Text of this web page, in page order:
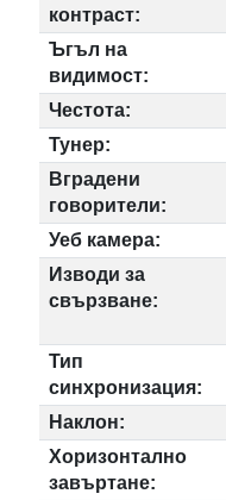
контраст:
Ъгъл на
видимост:
Честота:
Тунер:
Вградени
говорители:
Уеб камера:
Изводи за
свързване:
Тип
синхронизация:
Наклон:
Хоризонтално
завъртане: